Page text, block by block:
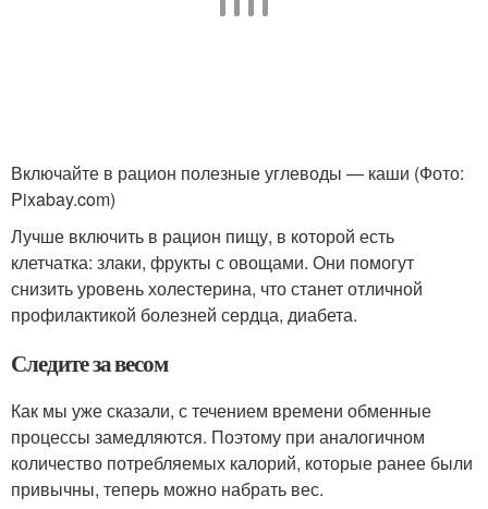
Включайте в рацион полезные углеводы — каши (Фото:
Pixabay.com)
Лучше включить в рацион пищу, в которой есть
клетчатка: злаки, фрукты с овощами. Они помогут
снизить уровень холестерина, что станет отличной
профилактикой болезней сердца, диабета.
Следите за весом
Как мы уже сказали, с течением времени обменные
процессы замедляются. Поэтому при аналогичном
количество потребляемых калорий, которые ранее были
привычны, теперь можно набрать вес.